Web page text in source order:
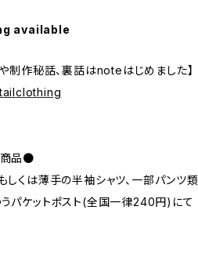
available
制作秘話、裏話はnoteはじめました】
商品●
しくは薄手の半袖シャツ、一部パンツ類
パケットポスト(全国一律240円)にて